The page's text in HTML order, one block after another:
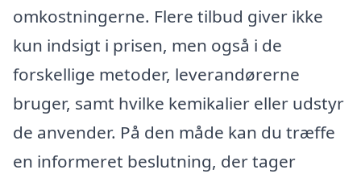
omkostningerne. Flere tilbud giver ikke
kun indsigt i prisen, men også i de
forskellige metoder, leverandørerne
bruger, samt hvilke kemikalier eller udstyr
de anvender. På den måde kan du træffe
en informeret beslutning, der tager